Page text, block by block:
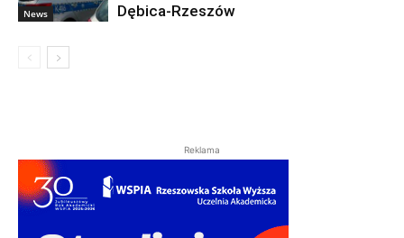
News
Dębica-Rzeszów
Reklama